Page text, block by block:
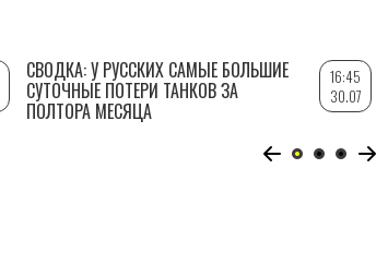
СВОДКА: У РУССКИХ САМЫЕ БОЛЬШИЕ
СУТОЧНЫЕ ПОТЕРИ ТАНКОВ ЗА
ПОЛТОРА МЕСЯЦА
16:45
30.07